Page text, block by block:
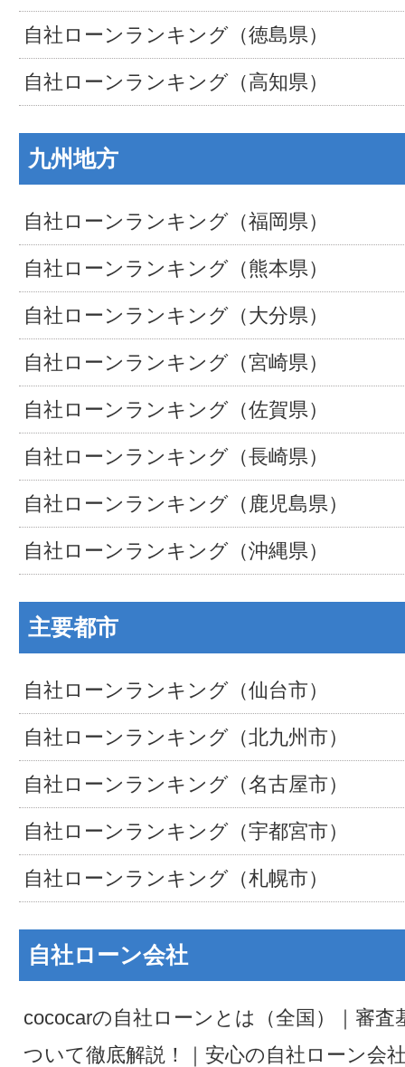
自社ローンランキング（徳島県）
自社ローンランキング（高知県）
九州地方
自社ローンランキング（福岡県）
自社ローンランキング（熊本県）
自社ローンランキング（大分県）
自社ローンランキング（宮崎県）
自社ローンランキング（佐賀県）
自社ローンランキング（長崎県）
自社ローンランキング（鹿児島県）
自社ローンランキング（沖縄県）
主要都市
自社ローンランキング（仙台市）
自社ローンランキング（北九州市）
自社ローンランキング（名古屋市）
自社ローンランキング（宇都宮市）
自社ローンランキング（札幌市）
自社ローン会社
cococarの自社ローンとは（全国）｜審査
ついて徹底解説！｜安心の自社ローン会